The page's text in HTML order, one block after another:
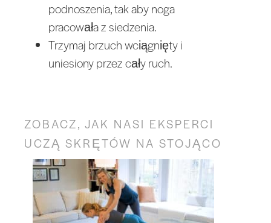
podnoszenia, tak aby noga
pracowała z siedzenia.
Trzymaj brzuch wciągnięty i
uniesiony przez cały ruch.
ZOBACZ, JAK NASI EKSPERCI
UCZĄ SKRĘTÓW NA STOJĄCO